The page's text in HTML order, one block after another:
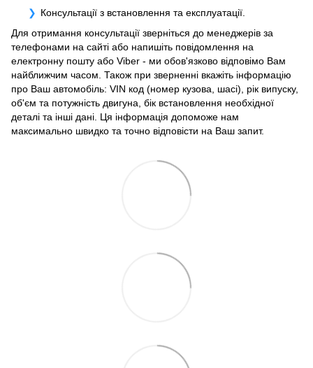
Консультації з встановлення та експлуатації.
Для отримання консультації зверніться до менеджерів за
телефонами на сайті або напишіть повідомлення на
електронну пошту або Viber - ми обов'язково відповімо Вам
найближчим часом. Також при зверненні вкажіть інформацію
про Ваш автомобіль: VIN код (номер кузова, шасі), рік випуску,
об'єм та потужність двигуна, бік встановлення необхідної
деталі та інші дані. Ця інформація допоможе нам
максимально швидко та точно відповісти на Ваш запит.